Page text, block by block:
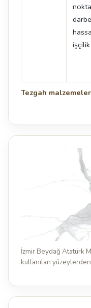
Tezgah
İzmir Beydağ Atatürk
kullanılan